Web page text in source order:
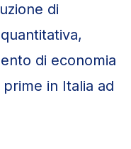
di
di economia
in Italia ad